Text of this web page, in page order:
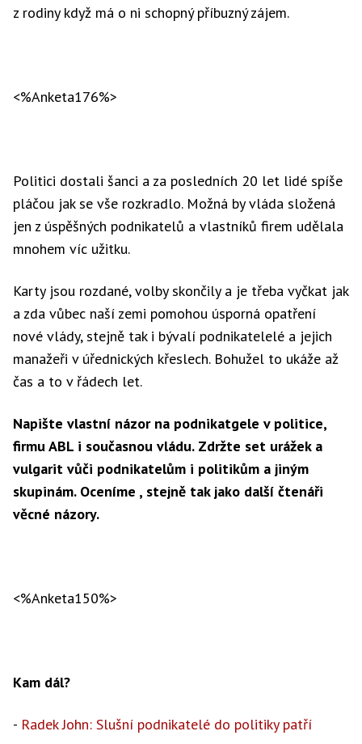
z rodiny když má o ni schopný příbuzný zájem.
<%Anketa176%>
Politici dostali šanci a za posledních 20 let lidé spíše
pláčou jak se vše rozkradlo. Možná by vláda složená
jen z úspěšných podnikatelů a vlastníků firem udělala
mnohem víc užitku.
Karty jsou rozdané, volby skončily a je třeba vyčkat jak
a zda vůbec naší zemi pomohou úsporná opatření
nové vlády, stejně tak i bývalí podnikatelelé a jejich
manažeři v úřednických křeslech. Bohužel to ukáže až
čas a to v řádech let.
Napište vlastní názor na podnikatgele v politice,
firmu ABL i současnou vládu. Zdržte set urážek a
vulgarit vůči podnikatelům i politikům a jiným
skupinám. Oceníme , stejně tak jako další čtenáři
věcné názory.
<%Anketa150%>
Kam dál?
- Radek John: Slušní podnikatelé do politiky patří